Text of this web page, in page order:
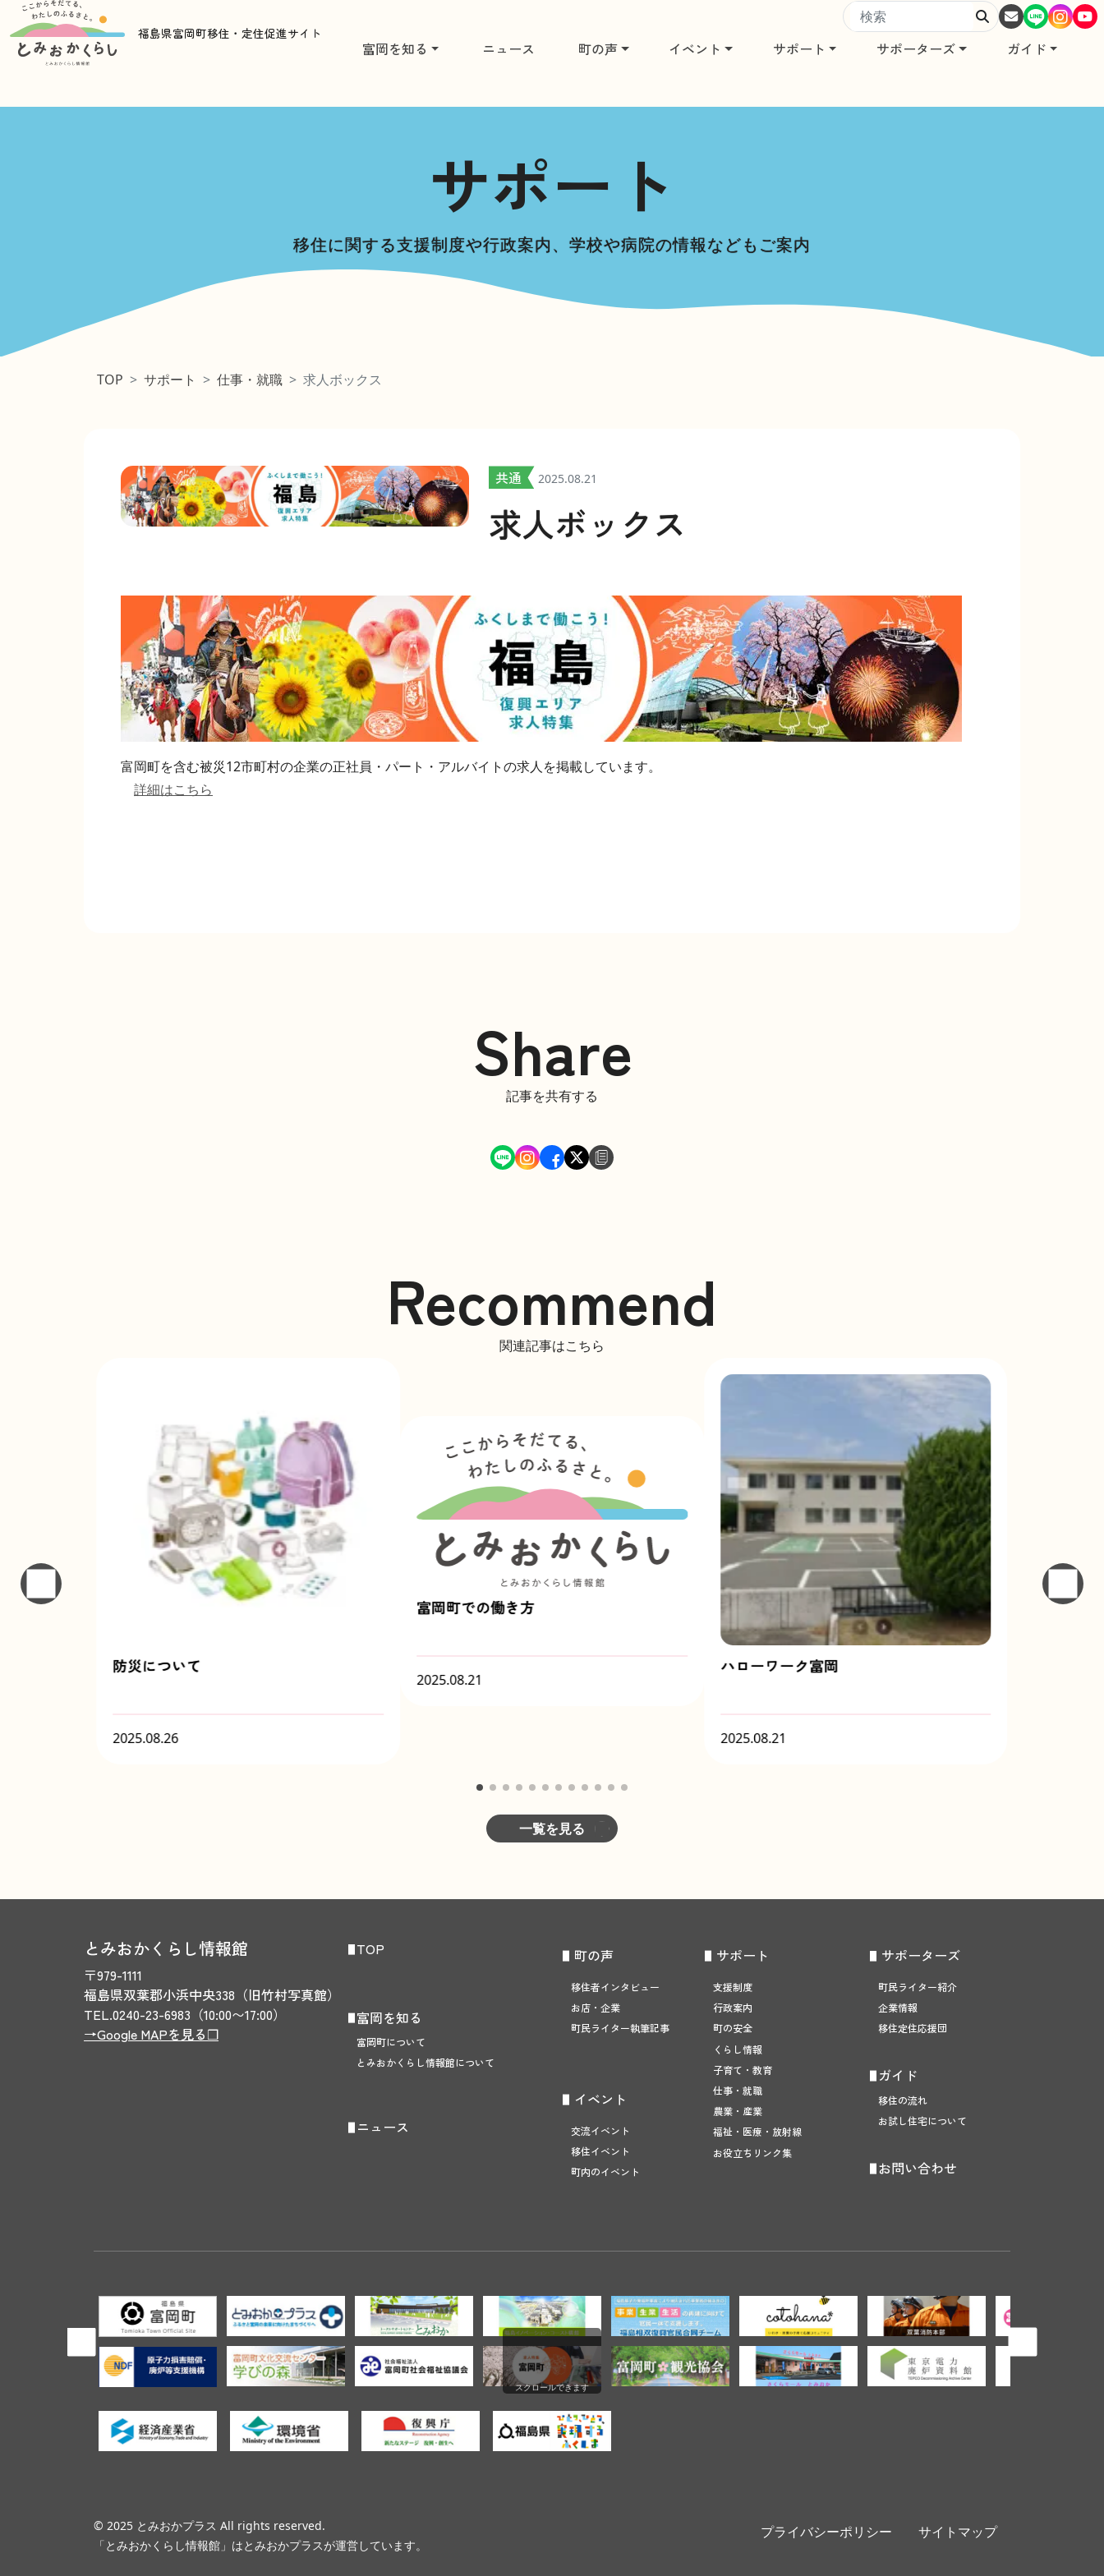
福島県富岡町移住・定住促進サイト
富岡を知る ニュース 町の声 イベント サポート サポーターズ ガイド
サポート
移住に関する支援制度や行政案内、 学校や病院の情報などもご案内
サポート 仕事・就職 求人ボックス
共通 2025.08.21
求人ボックス
富岡町を含む被災12市町村の企業の正社員・パート・アルバイトの求人を掲載しています。
詳細はこちら
Share
記事を共有する
Recommend
関連記事はこちら
防災について
2025.08.26
富岡町での働き方
2025.08.21
ハローワーク富岡
2025.08.21
一覧を見る
とみおかくらし情報館
〒979-1111
福島県双葉郡小浜中央338 （旧竹村写真館）
TEL.0240-23-6983（10:00〜17:00）
→Google MAPを見る❐
TOP
富岡を知る
富岡町について
とみおかくらし情報館について
ニュース
町の声
移住者インタビュー
お店・企業
町民ライター執筆記事
イベント
交流イベント
移住イベント
町内のイベント
サポート
支援制度
行政案内
町の安全
くらし情報
子育て・教育
仕事・就職
農業・産業
福祉・医療・放射線
お役立ちリンク集
サポーターズ
町民ライター紹介
企業情報
移住定住応援団
ガイド
移住の流れ
お試し住宅について
お問い合わせ
スクロールできます
＞
© 2025 とみおかプラス All rights reserved.
「とみおかくらし情報館」はとみおかプラスが運営しています。
プライバシーポリシー サイトマップ